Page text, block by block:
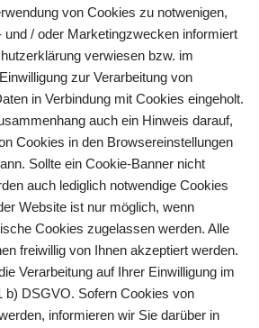
von Cookies zu notwenigen,
/ oder Marketingzwecken informiert
verwiesen bzw. im
zur Verarbeitung von
in Verbindung mit Cookies eingeholt.
auch ein Hinweis darauf,
Cookies in den Browsereinstellungen
Sollte ein Cookie-Banner nicht
auch lediglich notwendige Cookies
Website ist nur möglich, wenn
Cookies zugelassen werden. Alle
freiwillig von Ihnen akzeptiert werden.
Verarbeitung auf Ihrer Einwilligung im
b) DSGVO. Sofern Cookies von
informieren wir Sie darüber in